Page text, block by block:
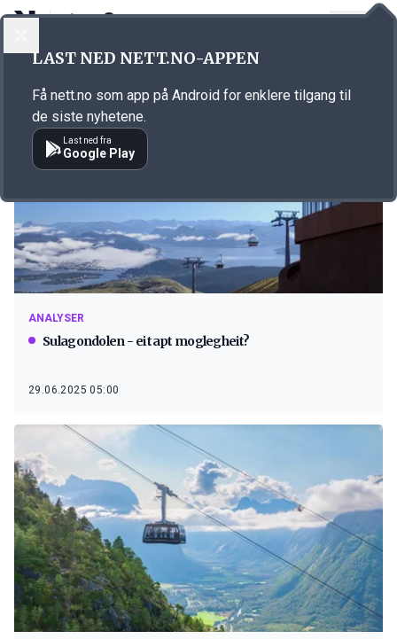
Emne: gondol
ANALYSER
Sulagondolen - ei tapt moglegheit?
29.06.2025 05:00
LAST NED NETT.NO-APPEN
Få nett.no som app på Android for enklere tilgang til
de siste nyhetene.
Last ned fra
Google Play